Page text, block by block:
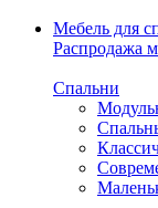
Мебель для
Распродажа
Спальни